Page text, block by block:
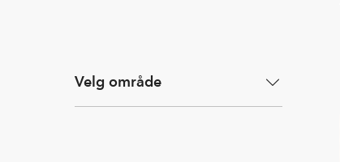
Velg område